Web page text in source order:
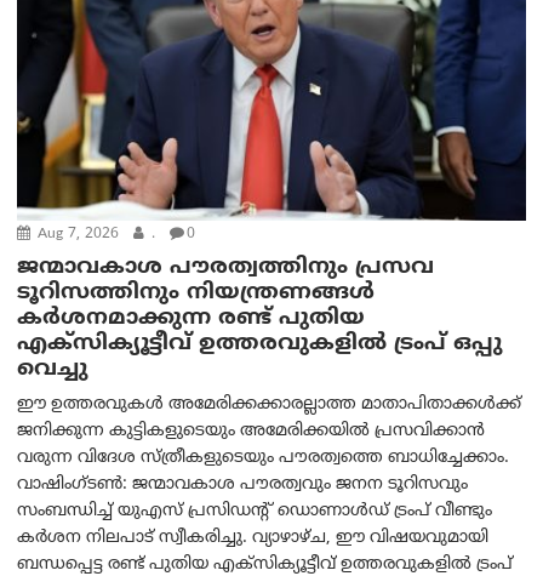
Aug 7, 2026 . 0
ജന്മാവകാശ പൗരത്വത്തിനും പ്രസവ
ടൂറിസത്തിനും നിയന്ത്രണങ്ങൾ
കർശനമാക്കുന്ന രണ്ട് പുതിയ
എക്സിക്യൂട്ടീവ് ഉത്തരവുകളിൽ ട്രംപ് ഒപ്പു
വെച്ചു
ഈ ഉത്തരവുകൾ അമേരിക്കക്കാരല്ലാത്ത മാതാപിതാക്കൾക്ക്
ജനിക്കുന്ന കുട്ടികളുടെയും അമേരിക്കയിൽ പ്രസവിക്കാൻ
വരുന്ന വിദേശ സ്ത്രീകളുടെയും പൗരത്വത്തെ ബാധിച്ചേക്കാം.
വാഷിംഗ്ടണ്‍: ജന്മാവകാശ പൗരത്വവും ജനന ടൂറിസവും
സംബന്ധിച്ച് യുഎസ് പ്രസിഡന്റ് ഡൊണാൾഡ് ട്രംപ് വീണ്ടും
കർശന നിലപാട് സ്വീകരിച്ചു. വ്യാഴാഴ്ച, ഈ വിഷയവുമായി
ബന്ധപ്പെട്ട രണ്ട് പുതിയ എക്സിക്യൂട്ടീവ് ഉത്തരവുകളിൽ ട്രംപ്